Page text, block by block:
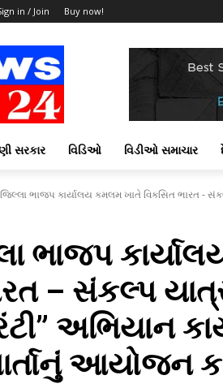
in / Join Buy now!
સરકાર વિડિઓ વિડીઓ સમાચાર
જિલ્લા ભાજપ કાર્યાલય કમલમ ખાતે વિકસિત ભારત -
ભાજપ
– સંકલ્પ
અભિયાન
આયોજન